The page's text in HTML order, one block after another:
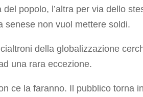
del popolo, l’altra per via dello
senese non vuol mettere soldi.
della globalizzazione
una rara eccezione.
ce la faranno. Il pubblico torna